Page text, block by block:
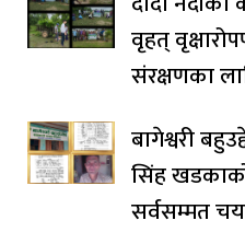
वृहत्
संरक्षणका
बागेश्वरी
सिंह
सर्वसम्मत